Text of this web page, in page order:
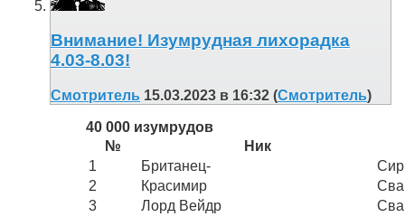
Внимание! Изумрудная лихорадка
4.03-8.03!
Смотритель 15.03.2023 в 16:32 (Смотритель)
40 000 изумрудов
№
Ник
1
Британец-
2
Красимир
3
Лорд Вейдр